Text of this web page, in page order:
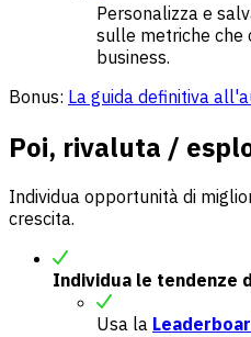
Personalizza e
sulle metriche che
business.
Bonus: La guida definitiva
Poi, rivaluta /
Individua opportunità di
crescita.
Individua le tendenze
Usa la